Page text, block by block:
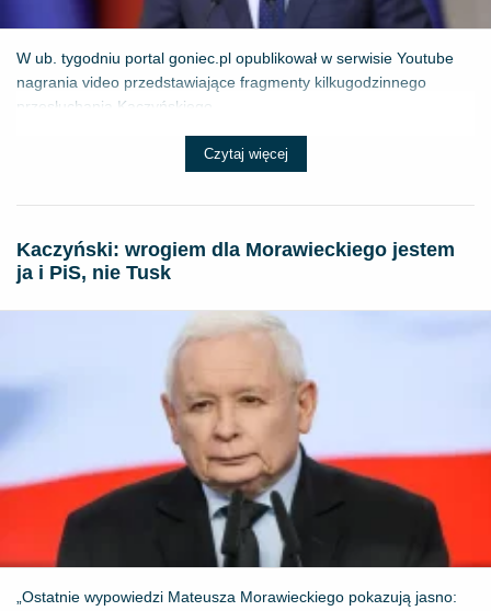
W ub. tygodniu portal goniec.pl opublikował w serwisie Youtube
nagrania video przedstawiające fragmenty kilkugodzinnego
przesłuchania Kaczyńskiego...
Czytaj więcej
Kaczyński: wrogiem dla Morawieckiego jestem
ja i PiS, nie Tusk
„Ostatnie wypowiedzi Mateusza Morawieckiego pokazują jasno: